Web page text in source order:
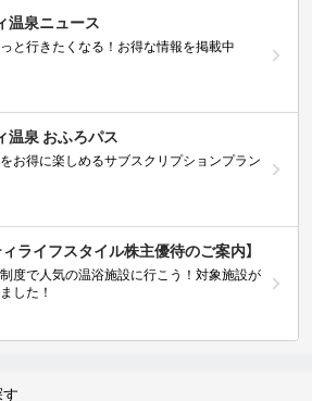
温泉ニュース
と行きたくなる！お得な情報を掲載中
温泉 おふろパス
お得に楽しめるサブスクリプションプラン
ィライフスタイル株主優待のご案内】
度で人気の温浴施設に行こう！対象施設が
した！